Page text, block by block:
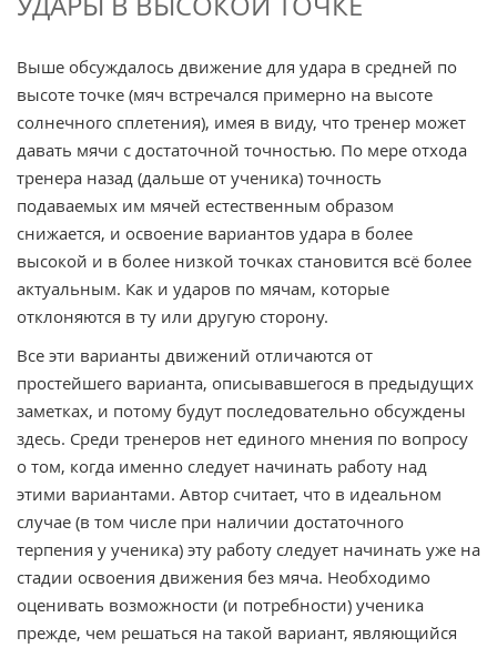
Выше обсуждалось движение для удара в средней по
высоте точке (мяч встречался примерно на высоте
солнечного сплетения), имея в виду, что тренер может
давать мячи с достаточной точностью. По мере отхода
тренера назад (дальше от ученика) точность
подаваемых им мячей естественным образом
снижается, и освоение вариантов удара в более
высокой и в более низкой точках становится всё более
актуальным. Как и ударов по мячам, которые
отклоняются в ту или другую сторону.
Все эти варианты движений отличаются от
простейшего варианта, описывавшегося в предыдущих
заметках, и потому будут последовательно обсуждены
здесь. Среди тренеров нет единого мнения по вопросу
о том, когда именно следует начинать работу над
этими вариантами. Автор считает, что в идеальном
случае (в том числе при наличии достаточного
терпения у ученика) эту работу следует начинать уже на
стадии освоения движения без мяча. Необходимо
оценивать возможности (и потребности) ученика
прежде, чем решаться на такой вариант, являющийся